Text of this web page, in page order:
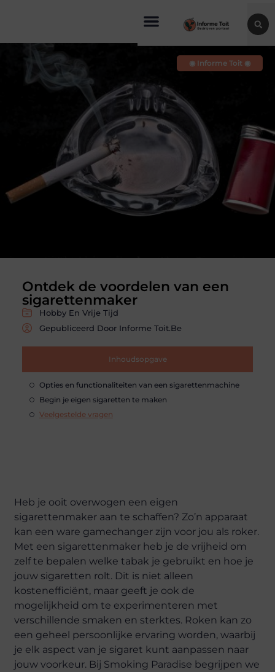
Ontdek de voordelen van een
sigarettenmaker
Hobby En Vrije Tijd
Gepubliceerd Door Informe Toit.be
Inhoudsopgave
Opties en functionaliteiten van een sigarettenmachine
Begin je eigen sigaretten te maken
Veelgestelde vragen
◉ Informe Toit ◉
Heb je ooit overwogen een eigen
sigarettenmaker aan te schaffen? Zo’n apparaat
kan een ware gamechanger zijn voor jou als roker.
Met een sigarettenmaker heb je de vrijheid om
zelf te bepalen welke tabak je gebruikt en hoe je
jouw sigaretten rolt. Dit is niet alleen
kostenefficiënt, maar geeft je ook de
mogelijkheid om te experimenteren met
verschillende smaken en sterktes. Roken kan zo
een geheel persoonlijke ervaring worden, waarbij
je elk aspect van je sigaret kunt aanpassen naar
jouw voorkeur. Bij Smoking Paradise begrijpen we